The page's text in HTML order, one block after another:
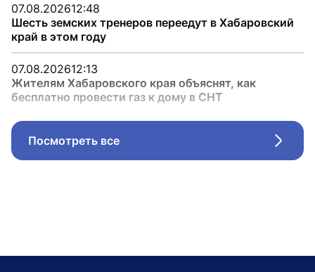
07.08.202612:48
Шесть земских тренеров переедут в Хабаровский
край в этом году
07.08.202612:13
Жителям Хабаровского края объяснят, как
бесплатно провести газ к дому в СНТ
Посмотреть все